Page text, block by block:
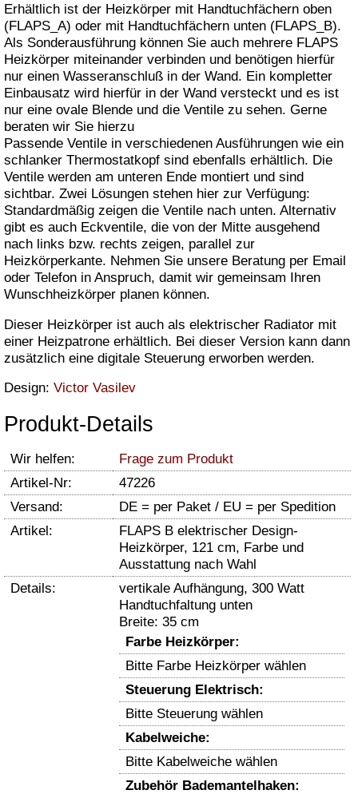
Erhältlich ist der Heizkörper mit Handtuchfächern oben
(FLAPS_A) oder mit Handtuchfächern unten (FLAPS_B).
Als Sonderausführung können Sie auch mehrere FLAPS
Heizkörper miteinander verbinden und benötigen hierfür
nur einen Wasseranschluß in der Wand. Ein kompletter
Einbausatz wird hierfür in der Wand versteckt und es ist
nur eine ovale Blende und die Ventile zu sehen. Gerne
beraten wir Sie hierzu
Passende Ventile in verschiedenen Ausführungen wie ein
schlanker Thermostatkopf sind ebenfalls erhältlich. Die
Ventile werden am unteren Ende montiert und sind
sichtbar. Zwei Lösungen stehen hier zur Verfügung:
Standardmäßig zeigen die Ventile nach unten. Alternativ
gibt es auch Eckventile, die von der Mitte ausgehend
nach links bzw. rechts zeigen, parallel zur
Heizkörperkante. Nehmen Sie unsere Beratung per Email
oder Telefon in Anspruch, damit wir gemeinsam Ihren
Wunschheizkörper planen können.
Dieser Heizkörper ist auch als elektrischer Radiator mit
einer Heizpatrone erhältlich. Bei dieser Version kann dann
zusätzlich eine digitale Steuerung erworben werden.
Design: Victor Vasilev
Produkt-Details
Wir helfen:
Frage zum Produkt
Artikel-Nr:
47226
Versand:
DE = per Paket / EU = per Spedition
Artikel:
FLAPS B elektrischer Design-
Heizkörper, 121 cm, Farbe und
Ausstattung nach Wahl
Details:
vertikale Aufhängung, 300 Watt
Handtuchfaltung unten
Breite: 35 cm
Farbe Heizkörper:
Bitte Farbe Heizkörper wählen
Steuerung Elektrisch:
Bitte Steuerung wählen
Kabelweiche:
Bitte Kabelweiche wählen
Zubehör Bademantelhaken: